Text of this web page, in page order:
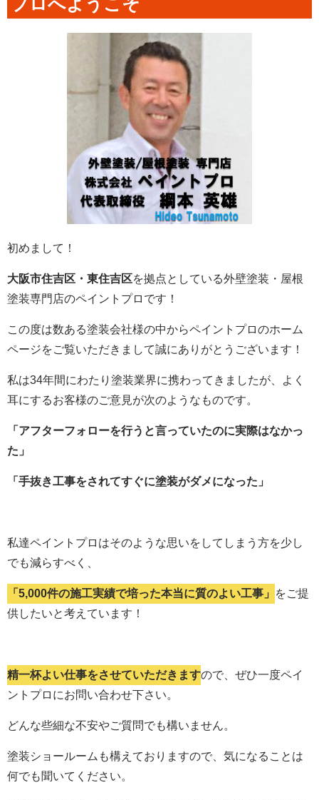
初めまして！
大阪市住吉区・東住吉区を拠点としている外壁塗装・屋根
塗装専門店のペイントプロです！
この度は数ある塗装会社様の中からペイントプロのホーム
ページをご覧いただきまして誠にありがとうございます！
私は34年間にわたり塗装業界に携わってきましたが、よく
耳にするお客様のご意見が次のようなものです。
「アフターフォローを行うと言っていたのに実際はなかっ
た」
「手抜き工事をされてすぐに塗装がダメになった」
私達ペイントプロはそのような思いをしてしまう方を少し
でも減らすべく、
「5,000件の施工実績で培った本当に質のよい工事」
をご提
供したいと考えています！
精一杯よい仕事をさせていただきますので、ぜひ一度ペイ
ントプロにお問い合わせ下さい。
どんな些細な不安やご質問でも構いません。
塗装ショールームも構えておりますので、気になることは
何でも聞いてください。